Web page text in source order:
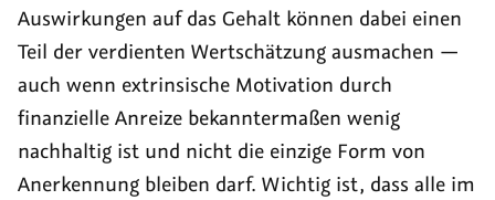
Auswirkungen auf das Gehalt können dabei einen
Teil der verdienten Wertschätzung ausmachen —
auch wenn extrinsische Motivation durch
finanzielle Anreize bekanntermaßen wenig
nachhaltig ist und nicht die einzige Form von
Anerkennung bleiben darf. Wichtig ist, dass alle im